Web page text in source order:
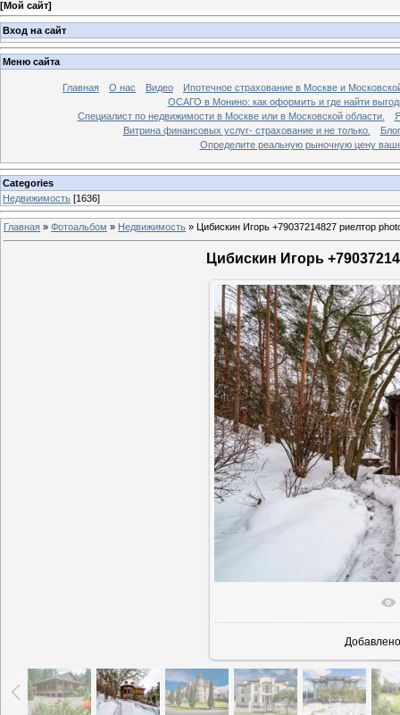
[Мой сайт]
Вход на сайт
Меню сайта
Главная О нас Видео
Ипотечное страхование в Москве и
ОСАГО в Монино: как оформить и где найти
Специалист по недвижимости в Москве или в Московской области.
Витрина финансовых услуг- страхование и не только.
Блог
Определите реальную рыночную цену
Categories
Недвижимость [1636]
Главная » Фотоальбом » Недвижимость » Цибискин Игорь +79037214827 риелтор
Цибискин Игорь
В
Добавлено